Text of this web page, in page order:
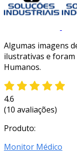
Algumas imagens
ilustrativas e foram
Humanos.
4.6
(10 avaliações)
Produto:
Monitor Médico